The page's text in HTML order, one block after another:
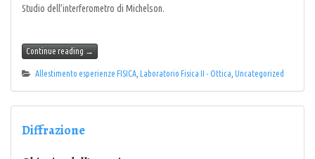
Studio dell’interferometro di Michelson.
Continue reading →
Allestimento esperienze FISICA Laboratorio Fisica II - Ottica Uncategorized
Diffrazione